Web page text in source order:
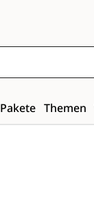
Pakete Themen